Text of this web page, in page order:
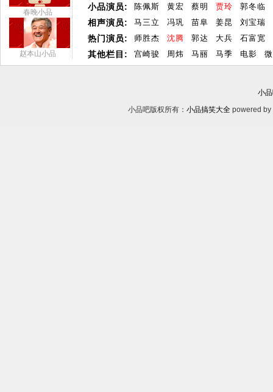
春晚小品
赵本山小品
小品演员:
相声演员:
热门演员:
其他栏目:
陈佩斯 黄宏 蔡明 贾玲
郭冬临
马三立
冯巩 苗阜 姜昆
刘宝瑞
师胜杰
沈腾 郭达 大兵
石富宽
宫崎骏
周炜 马丽 马季 电影
小
小品吧版权所有： 小品搞笑大全 powered by